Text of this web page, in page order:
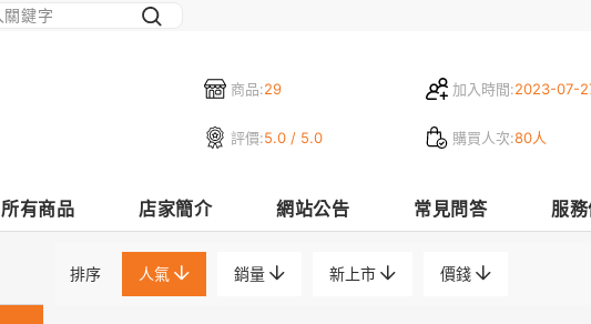
商品:29 加入時間:2023-07-
評價:5.0 / 5.0 購買人次:80人
所有商品 店家簡介 網站公告 常見問答 服
排序 人氣 銷量 新上市 價錢